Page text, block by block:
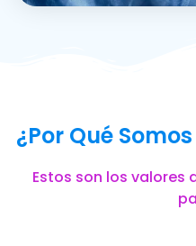
¿Por Qué
Estos son los valores